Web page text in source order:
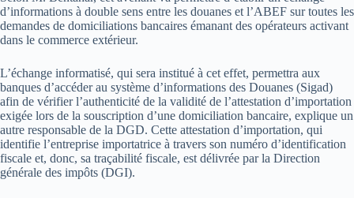
d’informations à double sens entre les douanes et l’ABEF sur toutes les
demandes de domiciliations bancaires émanant des opérateurs activant
dans le commerce extérieur.
L’échange informatisé, qui sera institué à cet effet, permettra aux
banques d’accéder au système d’informations des Douanes (Sigad)
afin de vérifier l’authenticité de la validité de l’attestation d’importation
exigée lors de la souscription d’une domiciliation bancaire, explique un
autre responsable de la DGD. Cette attestation d’importation, qui
identifie l’entreprise importatrice à travers son numéro d’identification
fiscale et, donc, sa traçabilité fiscale, est délivrée par la Direction
générale des impôts (DGI).